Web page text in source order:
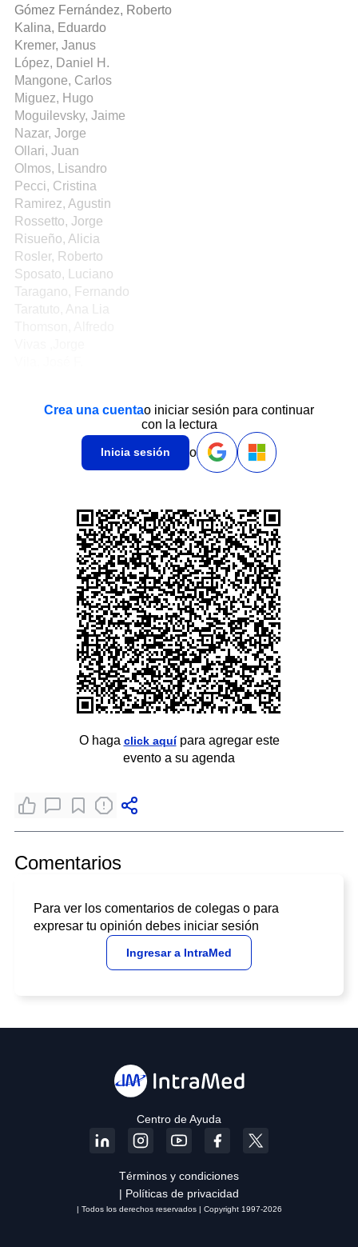
Gómez Fernández, Roberto
Kalina, Eduardo
Kremer, Janus
López, Daniel H.
Mangone, Carlos
Miguez, Hugo
Moguilevsky, Jaime
Nazar, Jorge
Ollari, Juan
Olmos, Lisandro
Pecci, Cristina
Ramirez, Agustin
Rossetto, Jorge
Risueño, Alicia
Rosler, Roberto
Sposato, Luciano
Taragano, Fernando
Taratuto, Ana Lia
Crea una cuentao iniciar sesión para continuar
con la lectura
Inicia sesión o
O haga click aquípara agregar este
evento a su agenda
Comentarios
Para ver los comentarios de colegas o para
expresar tu opinión debes iniciar sesión
Ingresar a IntraMed
Centro de Ayuda
Términos y condiciones
| Políticas de privacidad
| Todos los derechos reservados | Copyright 1997-2026